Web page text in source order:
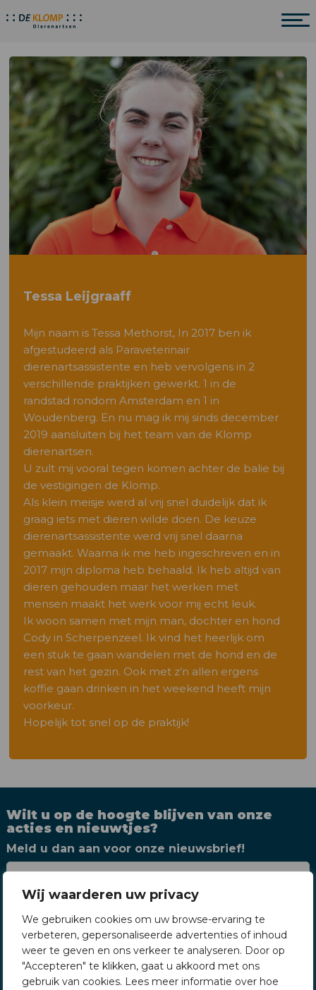
Wij waarderen uw privacy
We gebruiken cookies om uw browse-ervaring te
verbeteren, gepersonaliseerde advertenties of inhoud
weer te geven en ons verkeer te analyseren. Door op
"Accepteren" te klikken, gaat u akkoord met ons
gebruik van cookies. Lees meer informatie over hoe
Tessa Leijgraaff
Mijn naam is Tessa Methorst, In 2017 ben ik
afgestudeerd als Paraveterinair
dierenartsassistente en heb vervolgens in 2
verschillende praktijken gewerkt. 1 in de
randstad rondom Amsterdam en 1 in
Woudenberg. En nu mag ik mij sinds december
2019 aansluiten bij het team van de Klomp
dierenartsen.
U zult mij vooral tegen komen achter de balie bij
de vestigingen de Klomp.
Als klein meisje werd al vrij snel duidelijk dat ik
graag iets met dieren wilde doen. De keuze
dierenartsassistente werd vrij snel daarna
gemaakt. Waarna ik me heb ingeschreven en in
2017 mijn diploma heb behaald. Ik heb altijd van
dieren gehouden maar het werken met
mensen maakt het werk voor mij echt leuk.
Ik woon samen met mijn man, dochter en hond
Cody in Scherpenzeel. Ik vind het heerlijk om
een stuk te gaan wandelen met de hond en de
rest van het gezin. Ook met z’n allen ergens
koffie gaan drinken in het weekend heeft mijn
voorkeur.
Hopelijk tot snel op de praktijk!
Wilt u op de hoogte blijven van onze
acties en nieuwtjes?
Meld u dan aan voor onze nieuwsbrief!